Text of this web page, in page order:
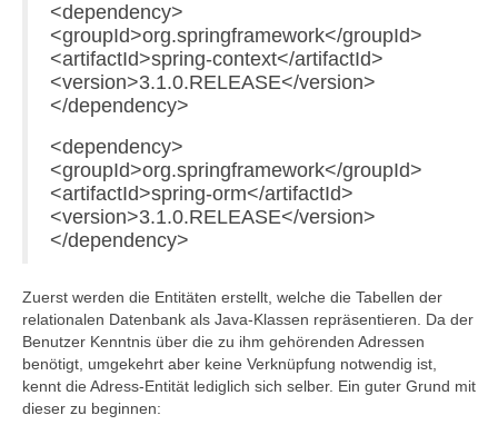
<dependency>
<groupId>org.springframework</groupId>
<artifactId>spring-context</artifactId>
<version>3.1.0.RELEASE</version>
</dependency>
<dependency>
<groupId>org.springframework</groupId>
<artifactId>spring-orm</artifactId>
<version>3.1.0.RELEASE</version>
</dependency>
Zuerst werden die Entitäten erstellt, welche die Tabellen der
relationalen Datenbank als Java-Klassen repräsentieren. Da der
Benutzer Kenntnis über die zu ihm gehörenden Adressen
benötigt, umgekehrt aber keine Verknüpfung notwendig ist,
kennt die Adress-Entität lediglich sich selber. Ein guter Grund mit
dieser zu beginnen: